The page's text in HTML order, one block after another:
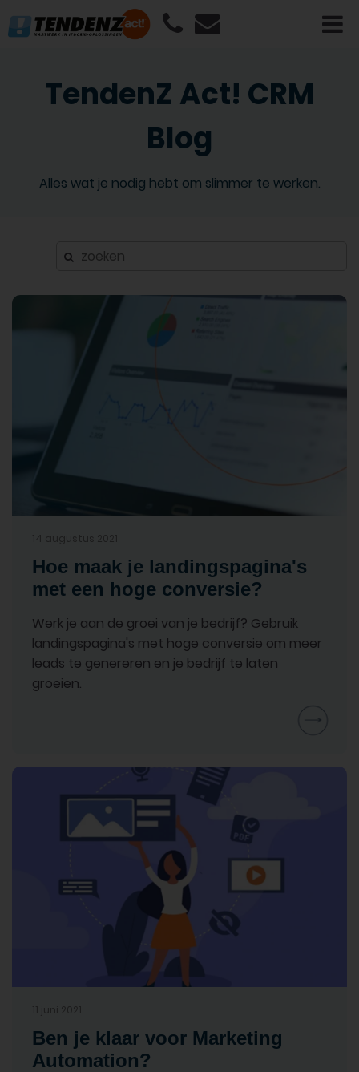
TendenZ Act! CRM
Blog
Alles wat je nodig hebt om slimmer te werken.
Hoe maak je landingspagina's
met een hoge conversie?
Werk je aan de groei van je bedrijf? Gebruik
landingspagina's met hoge conversie om meer
leads te genereren en je bedrijf te laten
groeien.
Ben je klaar voor Marketing
Automation?